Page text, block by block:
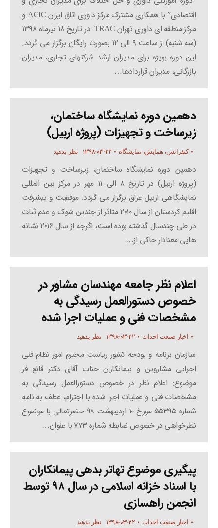
اقتصادی” با همکاری مشترک مرکز داوری اتاق ایران ACIC و
مرکز منطقه ای داوری تهران TRAC در تاریخ ۱۸ تیرماه ۱۳۹۸
(سه شنبه) از ساعت ۹ الی ۱۲ بصورت رایگان برگزار می گردد.
این دوره بویژه برای مدیران ارشد شرکتهای تجاری، مدیران
بازرگانی، مدیران قراردادها…
دهمین دوره نمایشگاه ساختمان،
زیرساخت و تجهیزات (پروژه اربیل)
کنفرانس، همایش، نمایشگاه ۱۳۹۸-۰۳-۲۲ نظر بدهید
دهمین دوره نمایشگاه ساختمان، زیرساخت و تجهیزات
(پروژه اربیل) در تاریخ ۸ الی ۱۱ مهر در مرکز بین المللی
نمایشگاهی اربیل عراق برگزار می گردد. موفقیت و پیشرفت
اقلیم کردستان از سال ۲۰۱۰ متاثر از چندین شوک و عدم ثبات
در طی چندسال گذشته بوده است، اگرجه از سال ۲۰۱۶ نشانه
هایی معنادار حاکی از…
اعلام نظر جامعه مهندسان مشاور در
خصوص دستورالعمل رسیدگی به
مشخصات فنی و عملیات اجرا شده
اخبار صنعت احداث ۱۳۹۸-۰۳-۲۲ نظر بدهید
سازمان برنامه و بودجه کشور ریاست محترم امور نظام فنی
اجرایی مشاروین و پیمانکاران جناب آقای دکتر قانع فر
موضوع: اعلام نظر در خصوص دستورالعمل رسیدگی به
مشخصات فنی و عملیات اجرا شده با اجترام، عطف به نامه
شماره ۵۵۳۹۵ مورخ ۱۰ اردیبهشت ۹۸ حضرتعالی با موضوع
نظرخواهی در خصوص ضابطه شماره ۷۷۳ با عنوان…
پیگیری موضوع تهاتر بدهی پیمانکاران
با اسناد خزانه اسلامی در سال ۹۸ توسط
انجمن راهسازی
اخبار صنعت احداث ۱۳۹۸-۰۳-۲۲ نظر بدهید